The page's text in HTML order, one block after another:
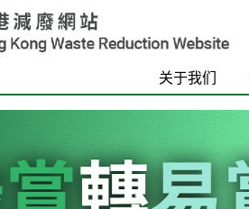
关于我们